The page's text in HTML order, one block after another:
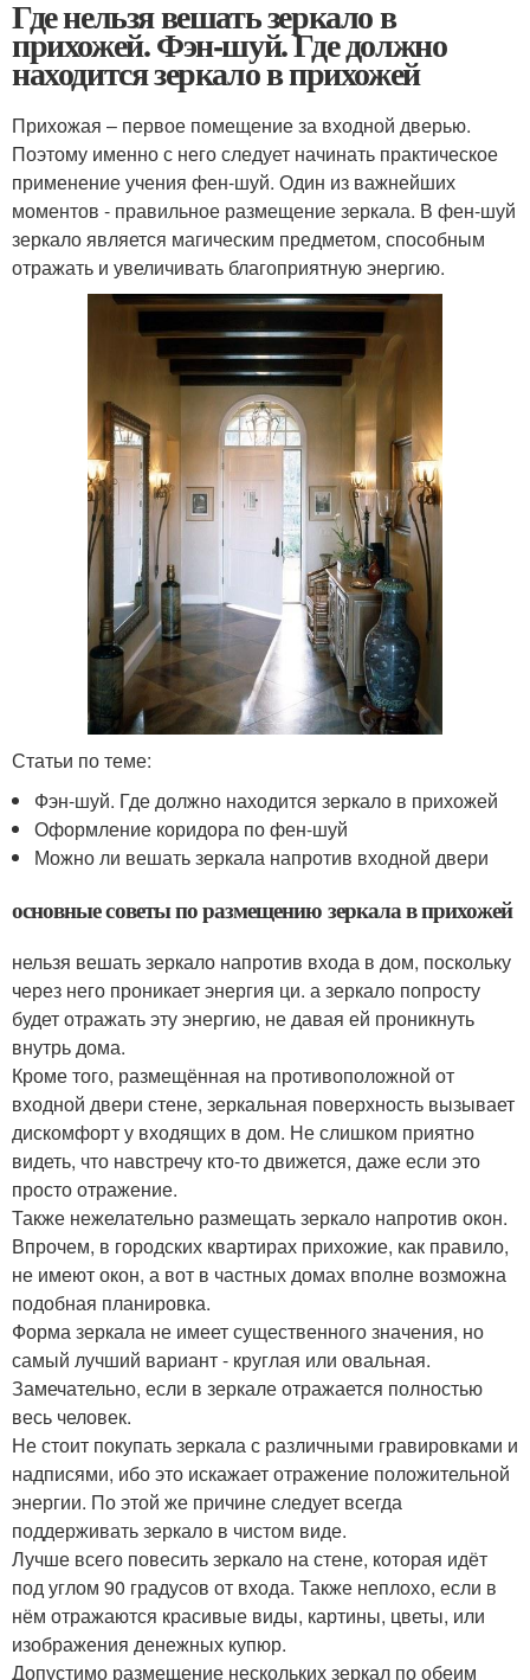
Где нельзя вешать зеркало в
прихожей. Фэн-шуй. Где должно
находится зеркало в прихожей
Прихожая – первое помещение за входной дверью.
Поэтому именно с него следует начинать практическое
применение учения фен-шуй. Один из важнейших
моментов - правильное размещение зеркала. В фен-шуй
зеркало является магическим предметом, способным
отражать и увеличивать благоприятную энергию.
Статьи по теме:
Фэн-шуй. Где должно находится зеркало в прихожей
Оформление коридора по фен-шуй
Можно ли вешать зеркала напротив входной двери
основные советы по размещению зеркала в прихожей
нельзя вешать зеркало напротив входа в дом, поскольку
через него проникает энергия ци. а зеркало попросту
будет отражать эту энергию, не давая ей проникнуть
внутрь дома.
Кроме того, размещённая на противоположной от
входной двери стене, зеркальная поверхность вызывает
дискомфорт у входящих в дом. Не слишком приятно
видеть, что навстречу кто-то движется, даже если это
просто отражение.
Также нежелательно размещать зеркало напротив окон.
Впрочем, в городских квартирах прихожие, как правило,
не имеют окон, а вот в частных домах вполне возможна
подобная планировка.
Форма зеркала не имеет существенного значения, но
самый лучший вариант - круглая или овальная.
Замечательно, если в зеркале отражается полностью
весь человек.
Не стоит покупать зеркала с различными гравировками и
надписями, ибо это искажает отражение положительной
энергии. По этой же причине следует всегда
поддерживать зеркало в чистом виде.
Лучше всего повесить зеркало на стене, которая идёт
под углом 90 градусов от входа. Также неплохо, если в
нём отражаются красивые виды, картины, цветы, или
изображения денежных купюр.
Допустимо размещение нескольких зеркал по обеим